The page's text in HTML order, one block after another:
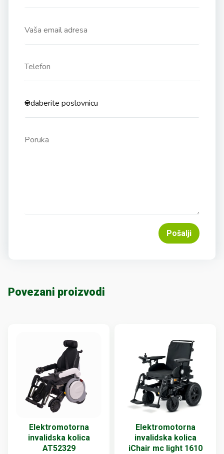
Pošalji
Povezani proizvodi
Elektromotorna
invalidska kolica
AT52329
Elektromotorna
invalidska kolica
iChair mc light 1610